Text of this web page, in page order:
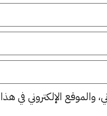
والموقع الإلكتروني في